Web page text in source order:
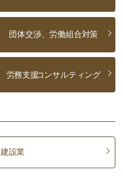
団体交渉、労働組合対策
労務支援コンサルティング
建設業